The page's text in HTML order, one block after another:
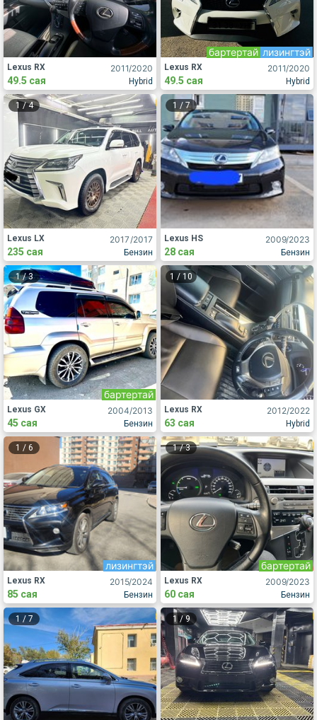
2011/2020
Hybrid
Lexus RX
49.5 сая
2011/2020
Hybrid
лизингтэй
бартертай
Lexus RX
49.5 сая
1 /4
2017 /2017
Бензин
Lexus LX
235 сая
1 / 7
2009/2023
Бензин
Lexus HS
28 сая
1/3
2004/2013
Бензин
бартертай
Lexus GX
45 сая
1 / 10
2012/2022
Hybrid
Lexus RX
63 сая
1 / 6
2015/2024
Бензин
лизингтэй
Lexus RX
85 сая
1/3
2009/2023
Бензин
бартертай
Lexus RX
60 сая
1 / 7 1 /9